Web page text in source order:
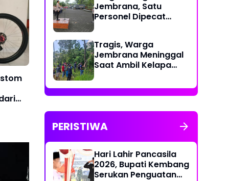
Jembrana, Satu
Personel Dipecat
Tragis, Warga
Jembrana Meninggal
Saat Ambil Kelapa
PERISTIWA
Hari Lahir Pancasila
2026, Bupati Kembang
Serukan Penguatan